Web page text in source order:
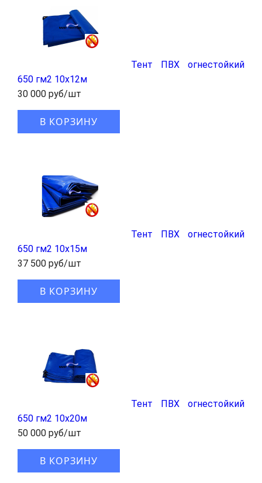
Тент ПВХ огнестойкий
650 гм2 10х12м
30 000 руб/шт
В КОРЗИНУ
Тент ПВХ огнестойкий
650 гм2 10х15м
37 500 руб/шт
В КОРЗИНУ
Тент ПВХ огнестойкий
650 гм2 10х20м
50 000 руб/шт
В КОРЗИНУ